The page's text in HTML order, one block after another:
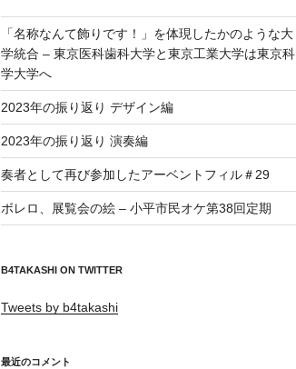
「名称なんて飾りです！」を体現したかのような大
学統合 – 東京医科歯科大学と東京工業大学は東京科
学大学へ
2023年の振り返り デザイン編
2023年の振り返り 演奏編
奏者として再び参加したアーベントフィル＃29
ボレロ、展覧会の絵 – 小平市民オケ第38回定期
B4TAKASHI ON TWITTER
Tweets by b4takashi
最近のコメント